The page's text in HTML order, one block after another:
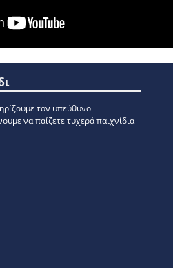
τον υπεύθυνο
να παίζετε τυχερά παιχνίδια